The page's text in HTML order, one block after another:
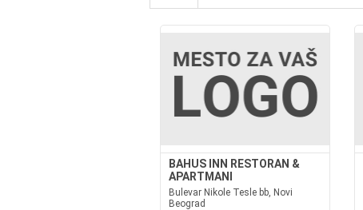
BAHUS INN RESTORAN &
APARTMANI
Bulevar Nikole Tesle bb, Novi
Beograd